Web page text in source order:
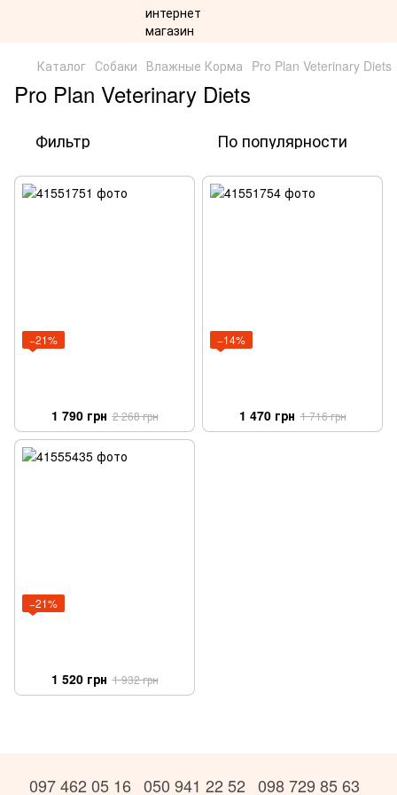
Каталог Собаки Влажные Корма Pro Plan Veterinary Diets
Pro Plan Veterinary Diets
Фильтр По популярности
−21%
1 790 грн 2 268 грн
−14%
1 470 грн 1 716 грн
−21%
1 520 грн 1 932 грн
097 462 05 16 050 941 22 52 098 729 85 63